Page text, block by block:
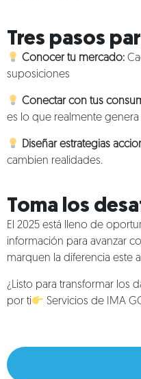
Tres pasos
Conocer tu mercado:
suposiciones
Conectar con tus
es lo que realmente
Diseñar estrategias
cambien realidades.
Toma los
El 2025 está lleno de
información para avanzar
marquen la diferencia este
¿Listo para transformar los
por ti
Servicios de IMA